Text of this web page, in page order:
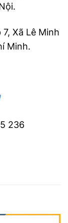
Xã Lê Minh
Minh.
236